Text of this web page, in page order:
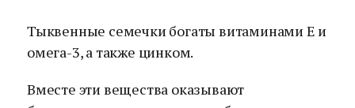
Тыквенные семечки богаты витаминами Е и
омега-3, а также цинком.
Вместе эти вещества оказывают